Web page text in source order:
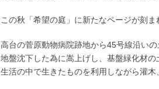
この秋「希望の庭」に新たなページが刻ま
高台の菅原動物病院跡地から45号線沿いの
地盤沈下した為に嵩上げし、基盤緑化材
生活の中で生きたものを利用しながら灌木